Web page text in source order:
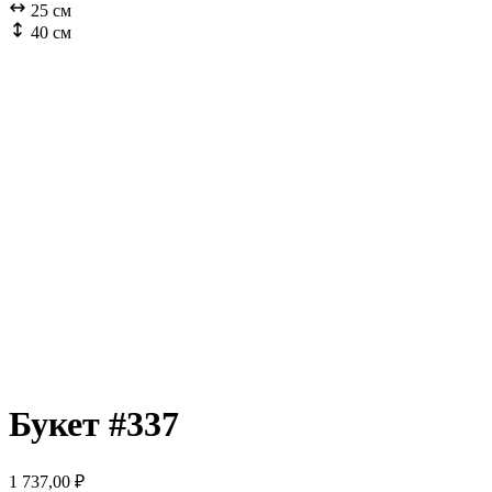
25 см
40 см
Букет #337
1 737,00 ₽